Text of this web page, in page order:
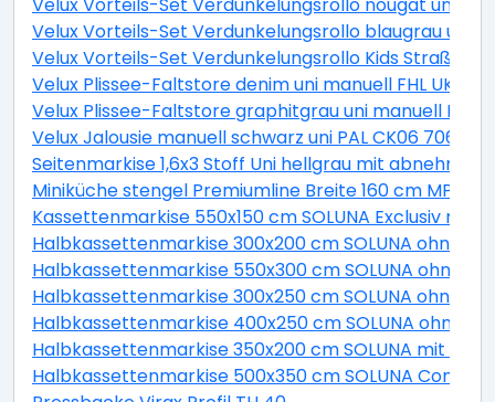
Velux Vorteils-Set Verdunkelungsrollo blaugrau uni
Velux Vorteils-Set Verdunkelungsrollo Kids Straßen
Velux Plissee-Faltstore denim uni manuell FHL UK04
Velux Plissee-Faltstore graphitgrau uni manuell FHL
Velux Jalousie manuell schwarz uni PAL CK06 7062S
Seitenmarkise 1,6x3 Stoff Uni hellgrau mit
Miniküche stengel Premiumline Breite 160 cm
Kassettenmarkise 550x150 cm SOLUNA Exclusiv mit
Halbkassettenmarkise 300x200 cm SOLUNA ohne
Halbkassettenmarkise 550x300 cm SOLUNA ohne
Halbkassettenmarkise 300x250 cm SOLUNA ohne
Halbkassettenmarkise 400x250 cm SOLUNA ohne
Halbkassettenmarkise 350x200 cm SOLUNA mit
Halbkassettenmarkise 500x350 cm SOLUNA